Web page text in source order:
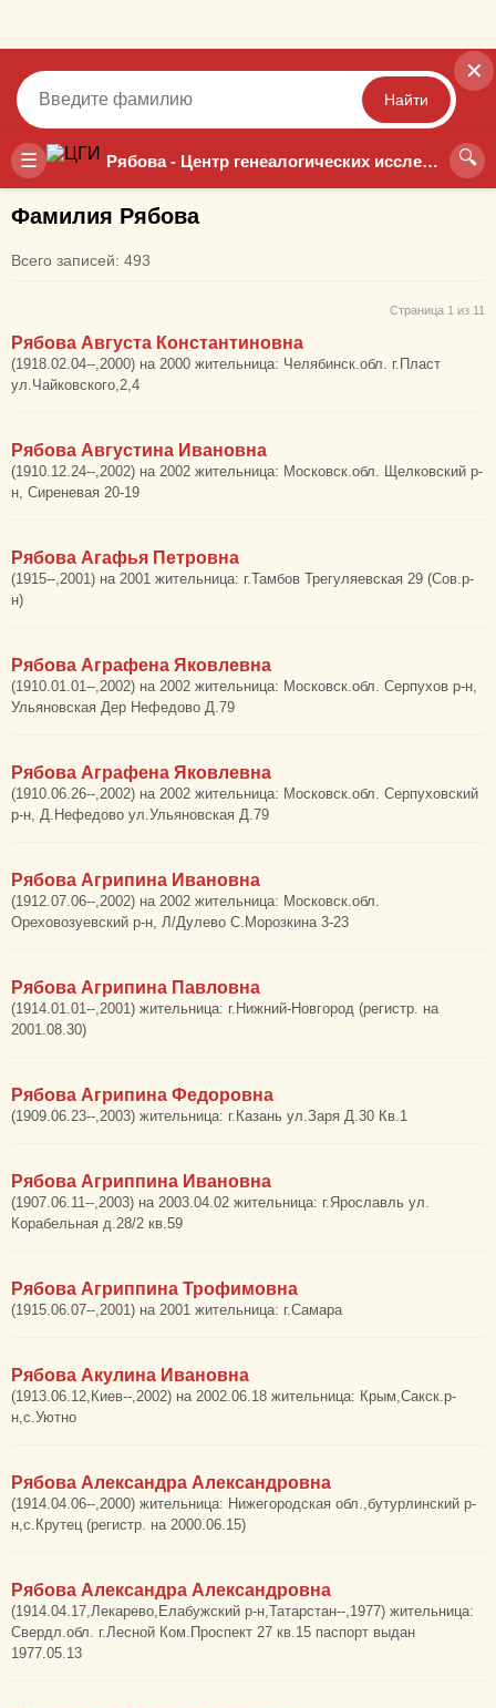
☰ Рябова - Центр генеалогических исследований 🔍
✕
Найти
Точный Неточный
Фамилия Рябова
Всего записей: 493
Страница 1 из 11
Рябова Августа Константиновна
(1918.02.04--,2000) на 2000 жительница: Челябинск.обл. г.Пласт
ул.Чайковского,2,4
Рябова Августина Ивановна
(1910.12.24--,2002) на 2002 жительница: Московск.обл. Щелковский р-
н, Сиреневая 20-19
Рябова Агафья Петровна
(1915--,2001) на 2001 жительница: г.Тамбов Трегуляевская 29 (Сов.р-
н)
Рябова Аграфена Яковлевна
(1910.01.01--,2002) на 2002 жительница: Московск.обл. Серпухов р-н,
Ульяновская Дер Нефедово Д.79
Рябова Аграфена Яковлевна
(1910.06.26--,2002) на 2002 жительница: Московск.обл. Серпуховский
р-н, Д.Нефедово ул.Ульяновская Д.79
Рябова Агрипина Ивановна
(1912.07.06--,2002) на 2002 жительница: Московск.обл.
Ореховозуевский р-н, Л/Дулево С.Морозкина 3-23
Рябова Агрипина Павловна
(1914.01.01--,2001) жительница: г.Нижний-Новгород (регистр. на
2001.08.30)
Рябова Агрипина Федоровна
(1909.06.23--,2003) жительница: г.Казань ул.Заря Д.30 Кв.1
Рябова Агриппина Ивановна
(1907.06.11--,2003) на 2003.04.02 жительница: г.Ярославль ул.
Корабельная д.28/2 кв.59
Рябова Агриппина Трофимовна
(1915.06.07--,2001) на 2001 жительница: г.Самара
Рябова Акулина Ивановна
(1913.06.12,Киев--,2002) на 2002.06.18 жительница: Крым,Сакск.р-
н,с.Уютно
Рябова Александра Александровна
(1914.04.06--,2000) жительница: Нижегородская обл.,бутурлинский р-
н,с.Крутец (регистр. на 2000.06.15)
Рябова Александра Александровна
(1914.04.17,Лекарево,Елабужский р-н,Татарстан--,1977) жительница:
Свердл.обл. г.Лесной Ком.Проспект 27 кв.15 паспорт выдан
1977.05.13